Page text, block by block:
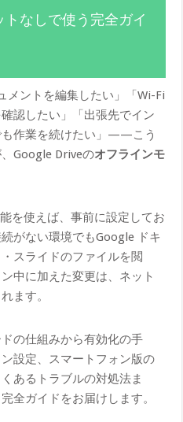
なしで使う完全ガイ
メントを編集したい」「Wi-Fi
認したい」「出張先でイン
も作業を続けたい」——こう
Google Driveのオフラインモ
を使えば、事前に設定してお
がない環境でもGoogle ドキ
スライドのファイルを閲
中に加えた変更は、ネット
ます。
の仕組みから有効化の手
設定、スマートフォン版の
あるトラブルの対処法ま
全ガイドをお届けします。